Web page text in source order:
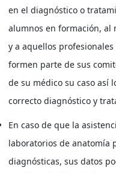
en el diagnóstico o
alumnos en formación, al
y a aquellos
formen parte de sus
de su médico su caso así
correcto diagnóstico y
En caso de que la
laboratorios de anatomía
diagnósticas, sus datos